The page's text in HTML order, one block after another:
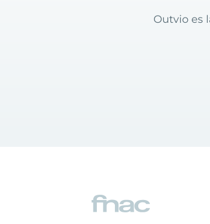
Outvio es